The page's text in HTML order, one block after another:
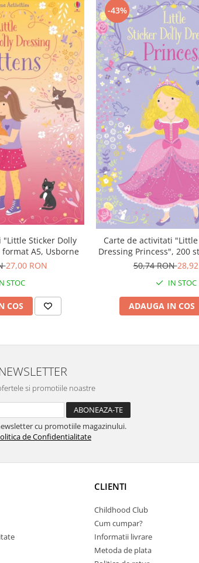
Sticker Dolly
A5, Usborne
27,00 RON
STOC
COS
-43%
Carte de activitati
Dressing Princess", 200
A5, Usborne
50,74 RON
IN STOC
ADAUGA IN COS
NEWSLETTER
si promotiile noastre
cu promotiile magazinului.
de Confidentialitate
CLIENTI
Childhood Club
Cum cumpar?
Informatii livrare
Metoda de plata